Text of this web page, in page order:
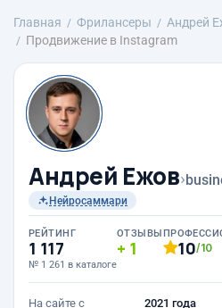
Главная Фрилансеры Андрей
Продвижение в Instagram
Андрей Ежов›
Нейросаммари
РЕЙТИНГ
1 117
№ 1 261 в каталоге
ОТЗЫВЫ
1 10/10
На сайте с
2021 года